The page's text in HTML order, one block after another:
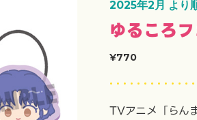
2025年2月 より
ゆるころ
¥770
TVアニメ「らん